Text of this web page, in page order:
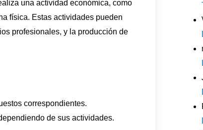
una actividad económica, como
física. Estas actividades pueden
profesionales, y la producción de
correspondientes.
de sus actividades.